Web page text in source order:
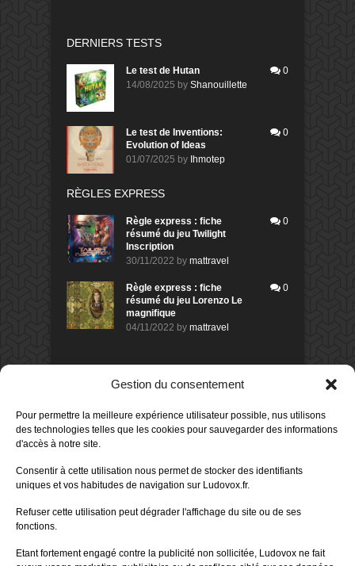
Gestion du consentement
Pour permettre la meilleure expérience utilisateur possible, nus utilisons
des technologies telles que les cookies pour sauvegarder des informations
d'accès à notre site.
Consentir à cette utilisation nous permet de stocker des identifiants
uniques et vos habitudes de navigation sur Ludovox.fr.
Refuser cette utilisation peut dégrader l'affichage du site ou de ses
fonctions.
Etant fortement engagé contre la publicité non sollicitée, Ludovox ne fait
DERNIERS TESTS
Le test de Hutan
14/08/2025 by Shanouillette
0
Le test de Inventions:
Evolution of Ideas
01/07/2025 by Ihmotep
0
RÈGLES EXPRESS
Règle express : fiche
résumé du jeu Twilight
Inscription
30/11/2022 by mattravel
0
Règle express : fiche
résumé du jeu Lorenzo Le
magnifique
04/11/2022 by mattravel
0
DERNIERS AVIS DES MEMBRES
Avis de
Sur le jeu Collect!
il y a 1 jour
Avis demorlockbob
Sur le jeu Detective Box - Ciao
Publié leil y a 3 jours
80%
Sur le jeu Detective Box - Ciao